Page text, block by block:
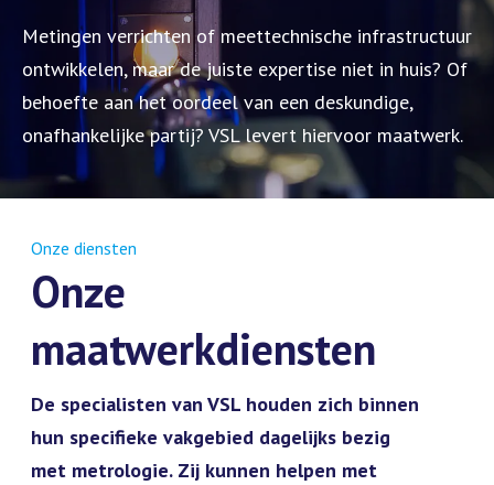
Metingen verrichten of meettechnische infrastructuur
ontwikkelen, maar de juiste expertise niet in huis? Of
behoefte aan het oordeel van een deskundige,
onafhankelijke partij? VSL levert hiervoor maatwerk.
Onze diensten
Onze
maatwerkdiensten
De specialisten van VSL houden zich binnen
hun specifieke vakgebied dagelijks bezig
met metrologie. Zij kunnen helpen met